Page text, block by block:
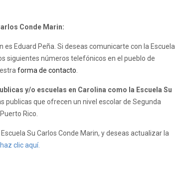
Conde Marin:
es Eduard Peña. Si deseas comunicarte con la Escuela
siguientes números telefónicos en el pueblo de
forma de contacto
y/o escuelas en Carolina como la Escuela Su
publicas que ofrecen un nivel escolar de Segunda
Rico.
Su Carlos Conde Marin, y deseas actualizar la
haz clic aquí.